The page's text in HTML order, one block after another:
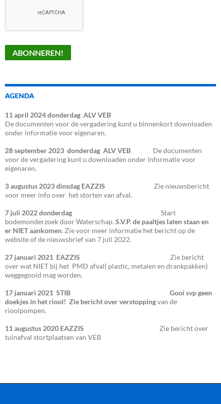
AGENDA
11 april 2024donderdag ALV VEB
De documenten voor de vergadering kunt u binnenkort downloaden
onder informatie voor eigenaren.
28 september 2023 donderdag ALV VEB De documenten
voor de vergadering kunt u downloaden onder informatie voor
eigenaren.
3 augustus 2023 dinsdag EAZZIS Zie nieuwsbericht
voor meer info over het storten van afval.
7 juli 2022 donderdag
Start
bodemonderzoek door Waterschap. S.V.P. de paaltjes laten staan en
er NIET aankomen. Zie voor meer informatie het bericht op de
website of de nieuwsbrief van 7 juli 2022.
27 januari 2021 EAZZIS Zie bericht
over wat NIET bij het PMD afval( plastic, metalen en drankpakken)
weggegooid mag worden.
17 januari 2021 STIB Gooi svp geen
doekjes in het riool! Zie bericht over verstoppingvan de
rioolpompen.
11 augustus 2020 EAZZIS Zie bericht over
tuinafval stortplaatsen van VEB